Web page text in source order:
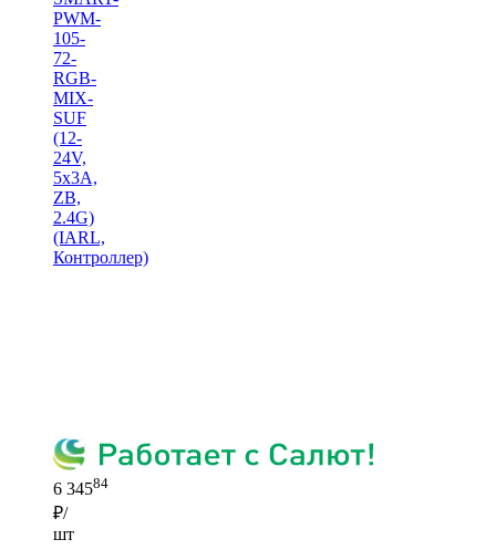
PWM-
105-
72-
RGB-
MIX-
SUF
(12-
24V,
5x3A,
ZB,
2.4G)
(IARL,
Контроллер)
6 34584
₽/
шт